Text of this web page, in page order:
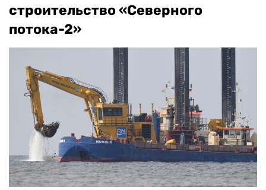
строительство «Северного
потока-2»